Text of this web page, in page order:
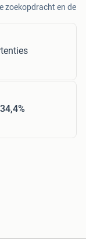
zoekopdracht en de
34,4%